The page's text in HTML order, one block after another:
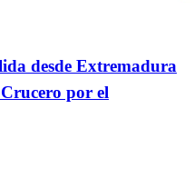
desde Extremadura
por el